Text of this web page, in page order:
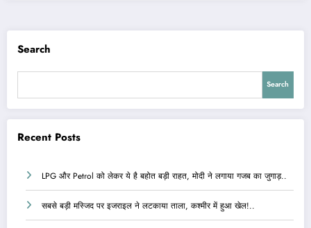
Search
Search
Recent Posts
LPG और Petrol को लेकर ये है बहोत बड़ी राहत, मोदी ने लगाया गजब का जुगाड़..
सबसे बड़ी मस्जिद पर इजराइल ने लटकाया ताला, कश्मीर में हुआ खेल!..